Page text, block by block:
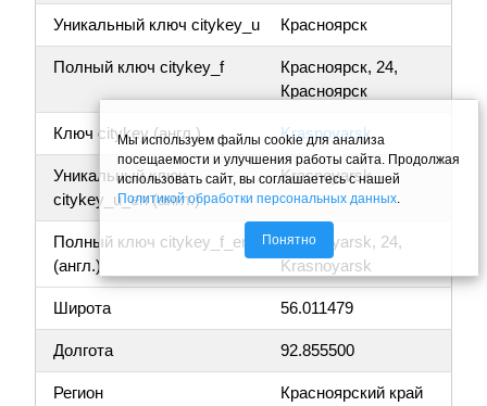
Уникальный ключ citykey_u Красноярск
Полный ключ citykey_f
Красноярск, 24,
Красноярск
Ключ citykey (англ.) Krasnoyarsk
Уникальный ключ
citykey_u_en (англ.)
Krasnoyarsk
Полный ключ citykey_f_en
(англ.)
Krasnoyarsk, 24,
Krasnoyarsk
Широта 56.011479
Долгота 92.855500
Регион Красноярский край
Мы используем файлы cookie для анализа
посещаемости и улучшения работы сайта. Продолжая
использовать сайт, вы соглашаетесь с нашей
Политикой обработки персональных данных.
Понятно